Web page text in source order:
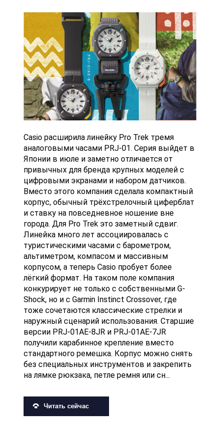
Casio расширила линейку Pro Trek тремя
аналоговыми часами PRJ-01. Серия выйдет в
Японии в июле и заметно отличается от
привычных для бренда крупных моделей с
цифровыми экранами и набором датчиков.
Вместо этого компания сделала компактный
корпус, обычный трёхстрелочный циферблат
и ставку на повседневное ношение вне
города. Для Pro Trek это заметный сдвиг.
Линейка много лет ассоциировалась с
туристическими часами с барометром,
альтиметром, компасом и массивным
корпусом, а теперь Casio пробует более
лёгкий формат. На таком поле компания
конкурирует не только с собственными G-
Shock, но и с Garmin Instinct Crossover, где
тоже сочетаются классические стрелки и
наружный сценарий использования. Старшие
версии PRJ-01AE-8JR и PRJ-01AE-7JR
получили карабинное крепление вместо
стандартного ремешка. Корпус можно снять
без специальных инструментов и закрепить
на лямке рюкзака, петле ремня или сн...
Читать сейчас